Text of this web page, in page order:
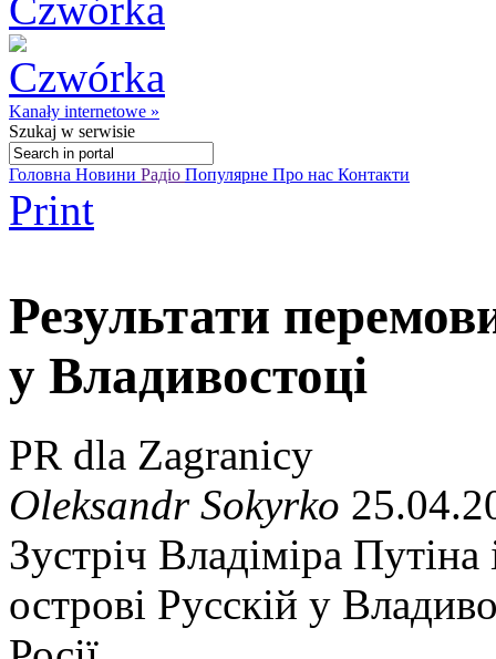
Kanały internetowe »
Szukaj w serwisie
Головна Новини Радіо Популярне Про нас Контакти
Print
Результати
у Владивостоці
PR dla Zagranicy
Oleksandr Sokyrko
Зустріч Владіміра
острові Русскій у